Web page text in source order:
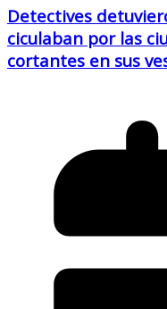
Detectives
ciculaban por las
cortantes en sus